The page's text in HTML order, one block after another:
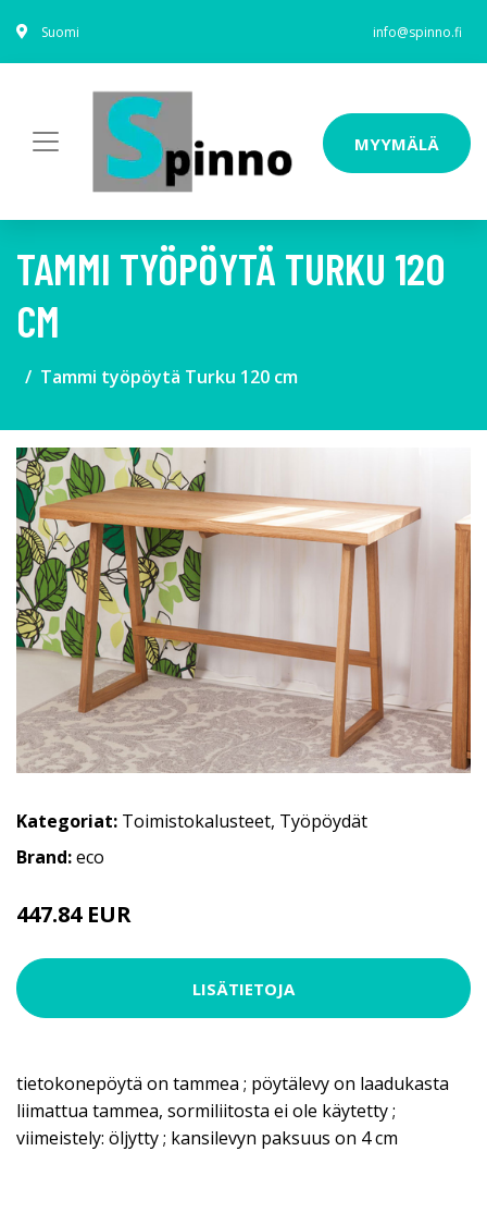
Suomi info@spinno.fi
MYYMÄLÄ
TAMMI TYÖPÖYTÄ TURKU 120
CM
Tammi työpöytä Turku 120 cm
Kategoriat: Toimistokalusteet, Työpöydät
Brand:eco
447.84 EUR
LISÄTIETOJA
tietokonepöytä on tammea ; pöytälevy on laadukasta
liimattua tammea, sormiliitosta ei ole käytetty ;
viimeistely: öljytty ; kansilevyn paksuus on 4 cm